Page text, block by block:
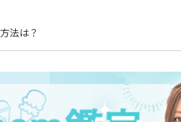
法は？